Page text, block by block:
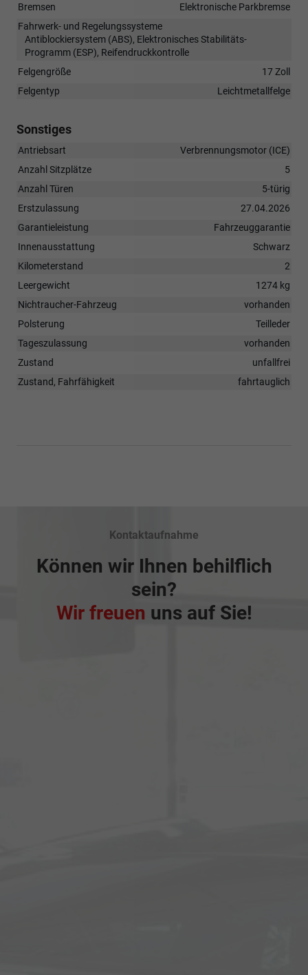
Bremsen
Elektronische Parkbremse
Fahrwerk- und Regelungssysteme
Antiblockiersystem (ABS), Elektronisches Stabilitäts-
Programm (ESP), Reifendruckkontrolle
Felgengröße
17 Zoll
Felgentyp
Leichtmetallfelge
Sonstiges
Antriebsart
Verbrennungsmotor (ICE)
Anzahl Sitzplätze
5
Anzahl Türen
5-türig
Erstzulassung
27.04.2026
Garantieleistung
Fahrzeuggarantie
Innenausstattung
Schwarz
Kilometerstand
2
Leergewicht
1274 kg
Nichtraucher-Fahrzeug
vorhanden
Polsterung
Teilleder
Tageszulassung
vorhanden
Zustand
unfallfrei
Zustand, Fahrfähigkeit
fahrtauglich
Kontaktaufnahme
Können wir Ihnen behilflich
sein?
Wir freuen uns auf Sie!